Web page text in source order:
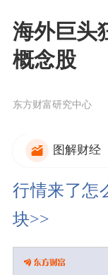
海外巨头
概念股
东方财富研究中心
图解财经
行情来了怎
块>>